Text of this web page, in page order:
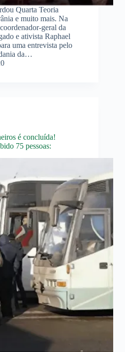
Quarta Teoria
e muito mais. Na
geral da
e ativista Raphael
uma entrevista pelo
da…
é concluída!
75 pessoas: